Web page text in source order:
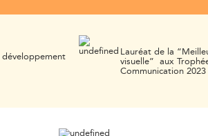
Lauréat de la
visuelle” aux
Communication 2023